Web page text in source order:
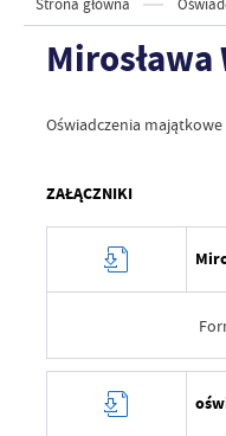
Strona główna
Oświadczenia
ZAŁĄCZNIKI